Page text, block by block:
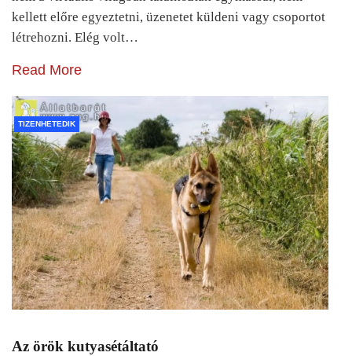
kellett előre egyeztetni, üzenetet küldeni vagy csoportot
létrehozni. Elég volt…
Read More
TIZENHETEDIK
Az örök kutyasétáltató